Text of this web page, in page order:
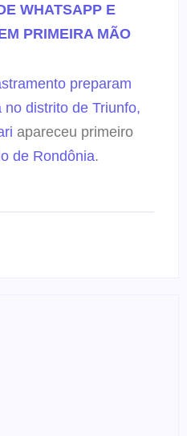
WHATSAPP E
PRIMEIRA MÃO
preparam
distrito de Triunfo,
apareceu primeiro
de Rondônia.